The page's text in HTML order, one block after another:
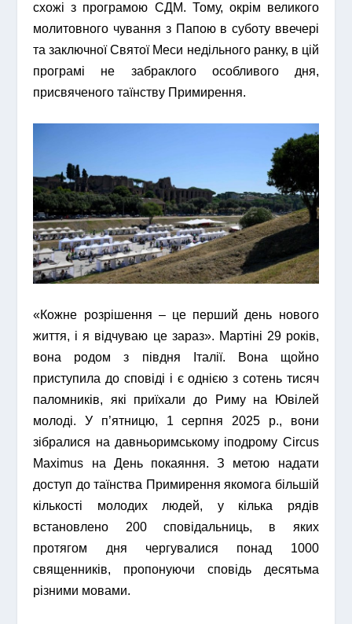
схожі з програмою СДМ. Тому, окрім великого
молитовного чування з Папою в суботу ввечері
та заключної Святої Меси недільного ранку, в цій
програмі не забраклого особливого дня,
присвяченого таїнству Примирення.
«Кожне розрішення – це перший день нового
життя, і я відчуваю це зараз». Мартіні 29 років,
вона родом з півдня Італії. Вона щойно
приступила до сповіді і є однією з сотень тисяч
паломників, які приїхали до Риму на Ювілей
молоді. У п’ятницю, 1 серпня 2025 р., вони
зібралися на давньоримському іподрому Circus
Maximus на День покаяння. З метою надати
доступ до таїнства Примирення якомога більшій
кількості молодих людей, у кілька рядів
встановлено 200 сповідальниць, в яких
протягом дня чергувалися понад 1000
священників, пропонуючи сповідь десятьма
різними мовами.